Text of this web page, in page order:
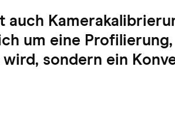
auch
um eine
sondern ein